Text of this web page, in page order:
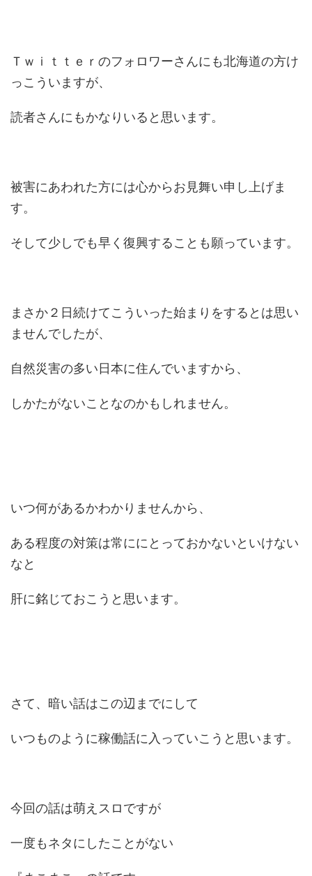
Ｔｗｉｔｔｅｒのフォロワーさんにも北海道の方け
っこういますが、
読者さんにもかなりいると思います。
被害にあわれた方には心からお見舞い申し上げま
す。
そして少しでも早く復興することも願っています。
まさか２日続けてこういった始まりをするとは思い
ませんでしたが、
自然災害の多い日本に住んでいますから、
しかたがないことなのかもしれません。
いつ何があるかわかりませんから、
ある程度の対策は常ににとっておかないといけない
なと
肝に銘じておこうと思います。
さて、暗い話はこの辺までにして
いつものように稼働話に入っていこうと思います。
今回の話は萌えスロですが
一度もネタにしたことがない